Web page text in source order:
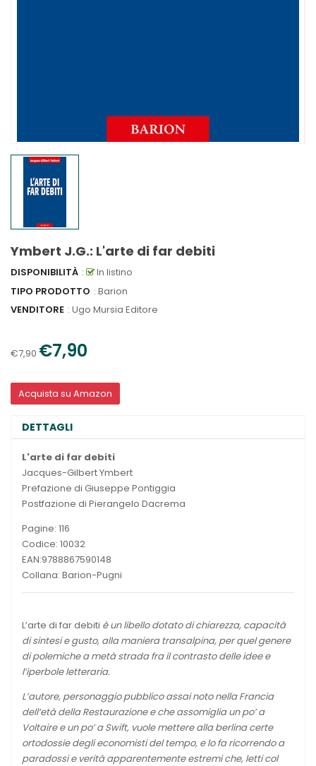
Ymbert J.G.: L'arte di far debiti
DISPONIBILITÀ :
In listino
TIPO PRODOTTO : Barion
VENDITORE : Ugo Mursia Editore
€7,90 €7,90
Acquista su Amazon
DETTAGLI
L'arte di far debiti
Jacques-Gilbert Ymbert
Prefazione di Giuseppe Pontiggia
Postfazione di Pierangelo Dacrema
Pagine: 116
Codice: 10032
EAN:9788867590148
Collana: Barion-Pugni
L’arte di far debiti è un libello dotato di chiarezza, capacità
di sintesi e gusto, alla maniera transalpina, per quel genere
di polemiche a metà strada fra il contrasto delle idee e
l’iperbole letteraria.
L’autore, personaggio pubblico assai noto nella Francia
dell’età della Restaurazione e che assomiglia un po’ a
Voltaire e un po’ a Swift, vuole mettere alla berlina certe
ortodossie degli economisti del tempo, e lo fa ricorrendo a
paradossi e verità apparentemente estremi che, letti col